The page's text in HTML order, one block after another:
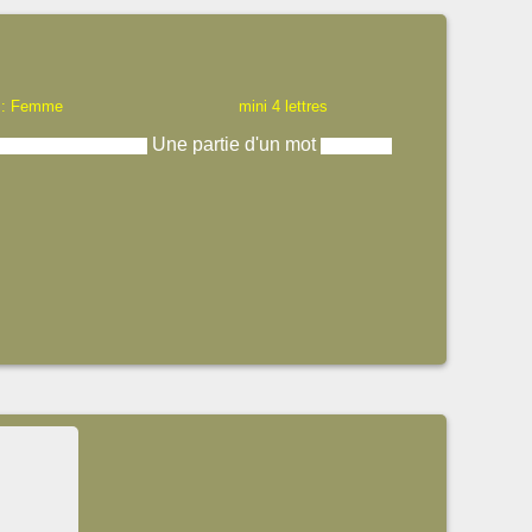
Femme mini 4 lettres
Une partie d'un mot